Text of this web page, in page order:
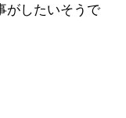
がしたいそうで